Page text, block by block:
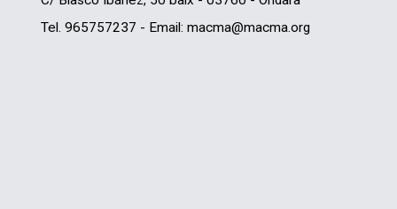
Tel. 965757237 - Email: macma@macma.org